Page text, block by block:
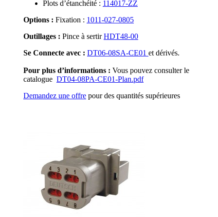
Plots d’étanchéité : 114017-ZZ
Options : Fixation : 1011-027-0805
Outillages : Pince à sertirHDT48-00
Se Connecte avec : DT06-08SA-CE01 et dérivés.
Pour plus d’informations : Vous pouvez consulter le
catalogue DT04-08PA-CE01-Plan.pdf
Demandez une offre pour des quantités supérieures